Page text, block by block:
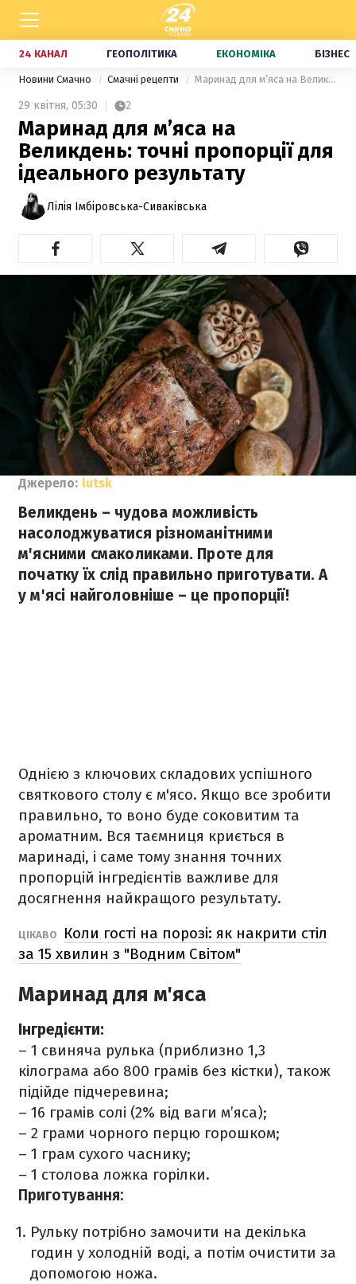
24 КАНАЛ ГЕОПОЛІТИКА ЕКОНОМІКА БІЗНЕС
Новини Смачно Смачні рецепти Маринад для м’яса на Великдень: точні пропорції для ідеального результату
29 квітня, 05:30 2
Маринад для м’яса на
Великдень: точні пропорції для
ідеального результату
Лілія Імбіровська-Сиваківська
Джерело: lutsk
Великдень – чудова можливість
насолоджуватися різноманітними
м'ясними смаколиками. Проте для
початку їх слід правильно приготувати. А
у м'ясі найголовніше – це пропорції!
Однією з ключових складових успішного
святкового столу є м'ясо. Якщо все зробити
правильно, то воно буде соковитим та
ароматним. Вся таємниця криється в
маринаді, і саме тому знання точних
пропорцій інгредієнтів важливе для
досягнення найкращого результату.
ЦІКАВО
Коли гості на порозі: як накрити стіл
за 15 хвилин з "Водним Світом"
Маринад для м'яса
Інгредієнти:
– 1 свиняча рулька (приблизно 1,3
кілограма або 800 грамів без кістки), також
підійде підчеревина;
– 16 грамів солі (2% від ваги м’яса);
– 2 грами чорного перцю горошком;
– 1 грам сухого часнику;
– 1 столова ложка горілки.
Приготування:
Рульку потрібно замочити на декілька
годин у холодній воді, а потім очистити за
допомогою ножа.